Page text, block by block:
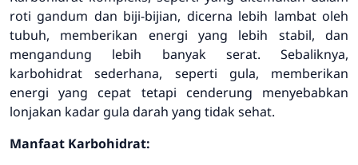
roti gandum dan biji-bijian, dicerna lebih lambat oleh
tubuh, memberikan energi yang lebih stabil, dan
mengandung lebih banyak serat. Sebaliknya,
karbohidrat sederhana, seperti gula, memberikan
energi yang cepat tetapi cenderung menyebabkan
lonjakan kadar gula darah yang tidak sehat.
Manfaat Karbohidrat: